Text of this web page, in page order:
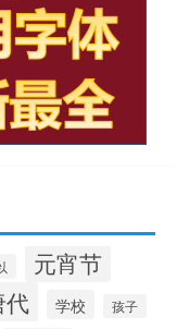
元宵节
代 学校 孩子